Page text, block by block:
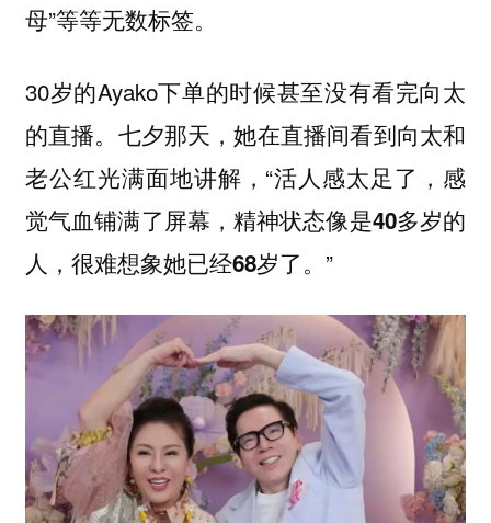
母”等等无数标签。
30岁的Ayako下单的时候甚至没有看完向太
的直播。七夕那天，她在直播间看到向太和
老公红光满面地讲解，“活人感太足了，感
觉气血铺满了屏幕，精神状态像是40多岁的
人，很难想象她已经68岁了。”